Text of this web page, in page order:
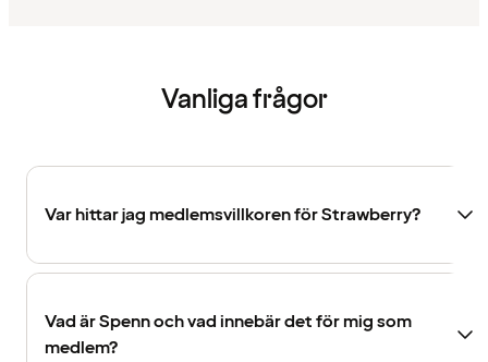
Vanliga frågor
Var hittar jag medlemsvillkoren för Strawberry?
Vad är Spenn och vad innebär det för mig som
medlem?